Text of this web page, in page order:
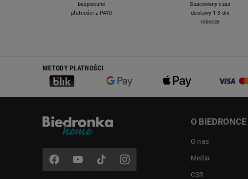
bezpieczne
płatności z PAYU
Szacowany czas
dostawy 1-3 dni
robocze
METODY PŁATNOŚCI
O BIEDRONCE
O nas
Media
CSR